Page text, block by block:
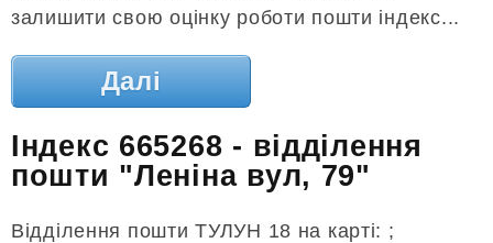
залишити свою оцінку роботи пошти індекс...
Далі
Індекс 665268 - відділення
пошти "Леніна вул, 79"
Відділення пошти ТУЛУН 18 на карті: ;